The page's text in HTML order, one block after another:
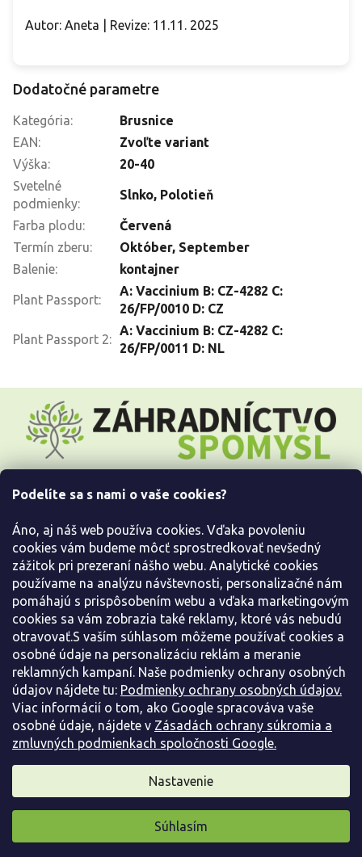
Podelíte sa s nami o vaše cookies?
Áno, aj náš web používa cookies. Vďaka povoleniu
cookies vám budeme môcť sprostredkovať nevšedný
zážitok pri prezeraní nášho webu. Analytické cookies
používame na analýzu návštevnosti, personalizačné nám
pomáhajú s prispôsobením webu a vďaka marketingovým
cookies sa vám zobrazia také reklamy, ktoré vás nebudú
otravovať.S vaším súhlasom môžeme používať cookies a
osobné údaje na personalizáciu reklám a meranie
reklamných kampaní. Naše podmienky ochrany osobných
údajov nájdete tu: Podmienky ochrany osobných údajov.
Viac informácií o tom, ako Google spracováva vaše
osobné údaje, nájdete v Zásadách ochrany súkromia a
zmluvných podmienkach spoločnosti Google.
Nastavenie
Súhlasím
Autor: Aneta | Revize: 11.11. 2025
Dodatočné parametre
Kategória:
Brusnice
EAN:
Zvoľte variant
Výška:
20-40
Svetelné
podmienky:
Slnko, Polotieň
Farba plodu:
Červená
Termín zberu: Október, September
Balenie: kontajner
Plant Passport:
A: Vaccinium B: CZ-4282 C:
26/FP/0010 D: CZ
Plant Passport 2:
A: Vaccinium B: CZ-4282 C:
26/FP/0011 D: NL
t
Informácie pre Vás
Kontaktujte nás
Záhradníctvo Spomyšl
Pripravili sme pre vás darček